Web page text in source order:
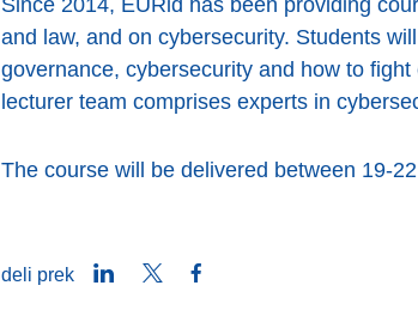
and law, and on cybersecurity. Students
governance, cybersecurity and how to
lecturer team comprises experts in
The course will be delivered between 19-
deli prek LinkedInTwitter